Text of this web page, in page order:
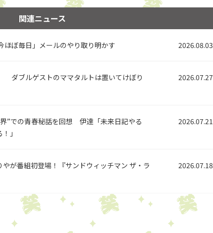
関連ニュース
ほぼ毎日」メールのやり取り明かす 2026.08.03
ダブルゲストのママタルトは置いてけぼり
2026.07.27
”での青春秘話を回想 伊達「未来日記やる
」
2026.07.21
が番組初登場！『サンドウィッチマン ザ・ラ
2026.07.18